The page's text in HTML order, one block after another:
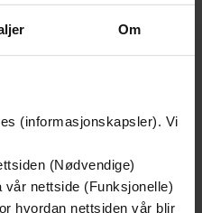
Om
(informasjonskapsler). Vi
(Nødvendige)
vår nettside (Funksjonelle)
hvordan nettsiden vår blir
Første gang på tilbud